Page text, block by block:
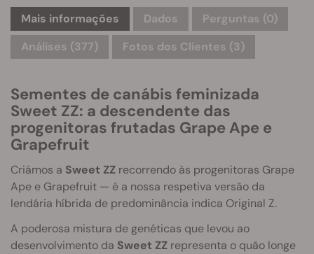
Mais informações Dados Perguntas (0)
Análises (377)
Fotos dos Clientes (3)
Sementes de canábis feminizada
Sweet ZZ: a descendente das
progenitoras frutadas Grape Ape e
Grapefruit
Criámos a Sweet ZZ recorrendo às progenitoras Grape
Ape e Grapefruit — é a nossa respetiva versão da
lendária híbrida de predominância indica Original Z.
A poderosa mistura de genéticas que levou ao
desenvolvimento da Sweet ZZ representa o quão longe